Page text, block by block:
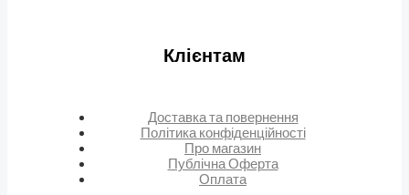
Клієнтам
Доставка та повернення
Політика конфіденційності
Про магазин
Публічна Оферта
Оплата